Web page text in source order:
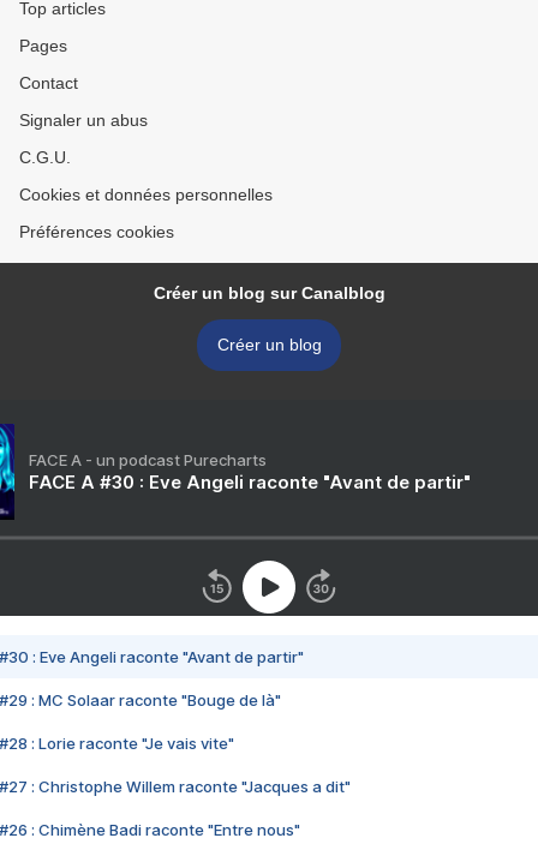
Top articles
Pages
Contact
Signaler un abus
C.G.U.
Cookies et données personnelles
Préférences cookies
Créer un blog sur Canalblog
Créer un blog
FACE A - un podcast Purecharts
FACE A #30 : Eve Angeli raconte "Avant de partir"
#30 : Eve Angeli raconte "Avant de partir"
#29 : MC Solaar raconte "Bouge de là"
#28 : Lorie raconte "Je vais vite"
#27 : Christophe Willem raconte "Jacques a dit"
#26 : Chimène Badi raconte "Entre nous"